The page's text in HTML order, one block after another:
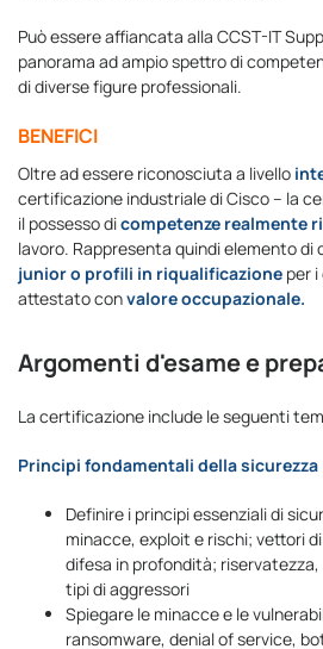
Può essere affiancata alla CCST-IT
panorama ad ampio spettro di
di diverse figure professionali.
BENEFICI
Oltre ad essere riconosciuta a livello
certificazione industriale di Cisco – la
il possesso dicompetenze realmente
lavoro. Rappresenta quindi elemento di
junior o profili in riqualificazione per
attestato convalore occupazionale.
Argomenti d'esame e
La certificazione include le seguenti
Principi fondamentali della sicurezza
Definire i principi essenziali di
minacce, exploit e rischi; vettori
difesa in profondità;
tipi di aggressori
Spiegare le minacce e le
ransomware, denial of service,